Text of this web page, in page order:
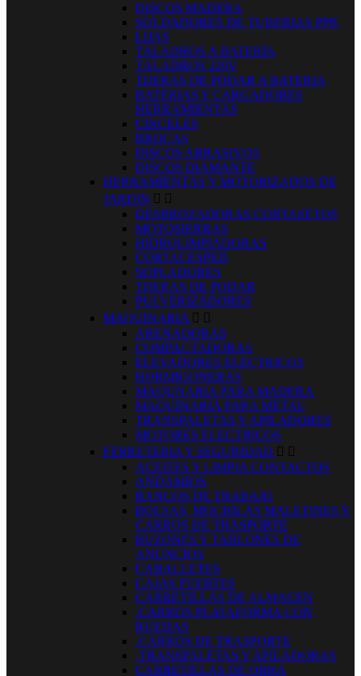
DISCOS MADERA
SOLDADORES DE TUBERIAS PPR
LIJAS
TALADROS A BATERÍA
TALADROS 220V
TIJERAS DE PODAR A BATERIA
BATERIAS Y CARGADORES
HERRAMIENTAS
CINCELES
BROCAS
DISCOS ABRASIVOS
DISCOS DIAMANTE
HERRAMIENTAS Y MOTORIZADOS DE
JARDIN  
DESBROZADORAS CORTASETOS
MOTOSIERRAS
HIDROLIMPIADORAS
CORTACESPED
SOPLADORES
TIJERAS DE PODAR
PULVERIZADORES
MAQUINARIA  
ARENADORAS
COMPACTADORAS
ELEVADORES ELECTRICOS
HORMIGONERAS
MAQUNARIA PARA MADERA
MAQUINARIA PARA METAL
TRANSPALETAS Y APILADORES
MOTORES ELECTRICOS
FERRETERIA Y SEGURIDAD  
ACEITES Y LIMPIA CONTACTOS
ANDAMIOS
BANCOS DE TRABAJO
BOLSAS, MOCHILAS MALETINES Y
CARROS DE TRASPORTE
BUZONES Y TABLONES DE
ANUNCIOS
CABALLETES
CAJAS FUERTES
CARRETILLAS DE ALMACEN
.CARROS PLATAFORMA CON
RUEDAS
.CARROS DE TRASPORTE
.TRANSPALETAS Y APILADORAS
CARRETILLAS DE OBRA